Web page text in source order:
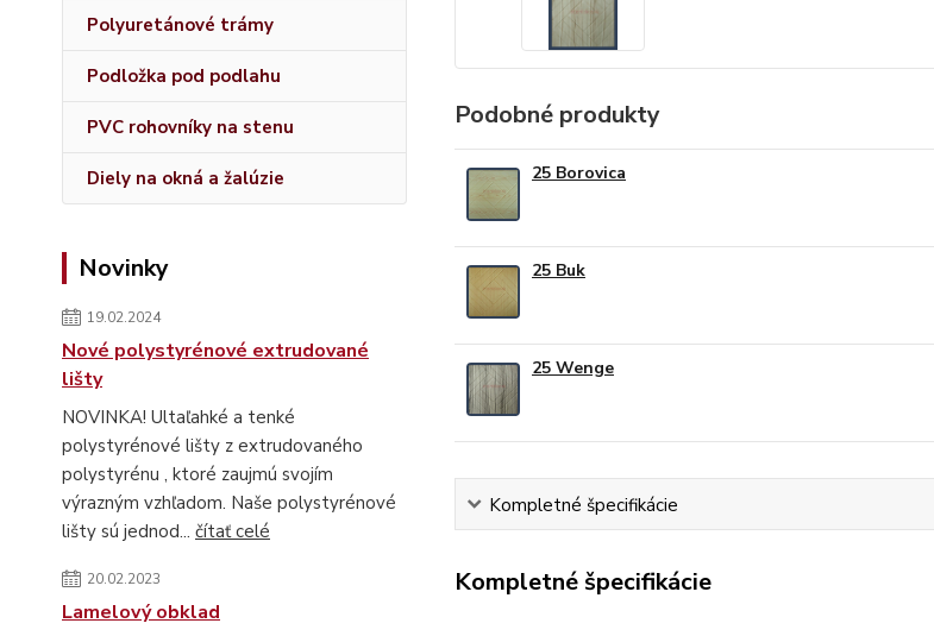
Polyuretánové trámy
Podložka pod podlahu
PVC rohovníky na stenu
Diely na okná a žalúzie
Novinky
19.02.2024
Nové polystyrénové extrudované
lišty
NOVINKA! Ultaľahké a tenké
polystyrénové lišty z extrudovaného
polystyrénu , ktoré zaujmú svojím
výrazným vzhľadom. Naše polystyrénové
lišty sú jednod... čítať celé
20.02.2023
Lamelový obklad
Podobné produkty
25 Borovica
25 Buk
25 Wenge
Kompletné špecifikácie
Kompletné špecifikácie